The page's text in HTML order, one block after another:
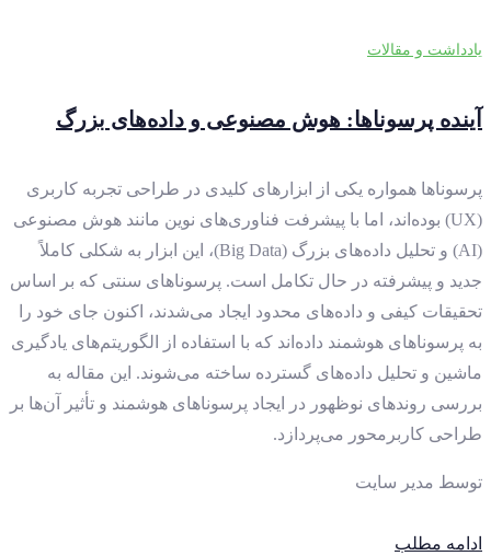
یادداشت و مقالات
آینده پرسوناها: هوش مصنوعی و داده‌های بزرگ
پرسوناها همواره یکی از ابزارهای کلیدی در طراحی تجربه کاربری
(UX) بوده‌اند، اما با پیشرفت فناوری‌های نوین مانند هوش مصنوعی
(AI) و تحلیل داده‌های بزرگ (Big Data)، این ابزار به شکلی کاملاً
جدید و پیشرفته در حال تکامل است. پرسوناهای سنتی که بر اساس
تحقیقات کیفی و داده‌های محدود ایجاد می‌شدند، اکنون جای خود را
به پرسوناهای هوشمند داده‌اند که با استفاده از الگوریتم‌های یادگیری
ماشین و تحلیل داده‌های گسترده ساخته می‌شوند. این مقاله به
بررسی روندهای نوظهور در ایجاد پرسوناهای هوشمند و تأثیر آن‌ها بر
طراحی کاربرمحور می‌پردازد.
توسط مدیر سایت
ادامه مطلب